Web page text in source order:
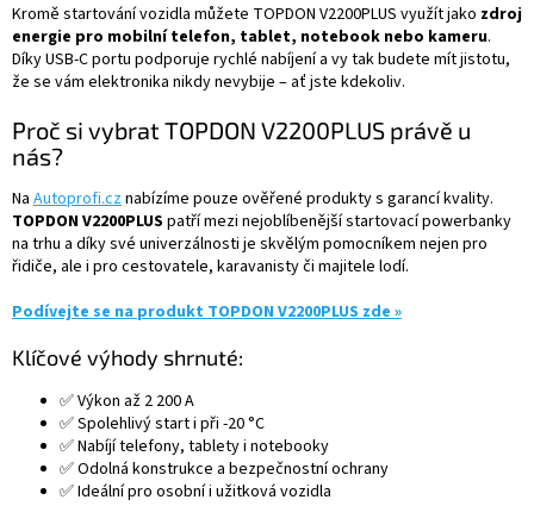
Kromě startování vozidla můžete TOPDON V2200PLUS využít jako zdroj
energie pro mobilní telefon, tablet, notebook nebo kameru.
Díky USB-C portu podporuje rychlé nabíjení a vy tak budete mít jistotu,
že se vám elektronika nikdy nevybije – ať jste kdekoliv.
Proč si vybrat TOPDON V2200PLUS právě u
nás?
Na Autoprofi.cznabízíme pouze ověřené produkty s garancí kvality.
TOPDON V2200PLUS patří mezi nejoblíbenější startovací powerbanky
na trhu a díky své univerzálnosti je skvělým pomocníkem nejen pro
řidiče, ale i pro cestovatele, karavanisty či majitele lodí.
Podívejte se na produkt TOPDON V2200PLUS zde »
Klíčové výhody shrnuté:
✅ Výkon až 2 200 A
✅ Spolehlivý start i při -20 °C
✅ Nabíjí telefony, tablety i notebooky
✅ Odolná konstrukce a bezpečnostní ochrany
✅ Ideální pro osobní i užitková vozidla